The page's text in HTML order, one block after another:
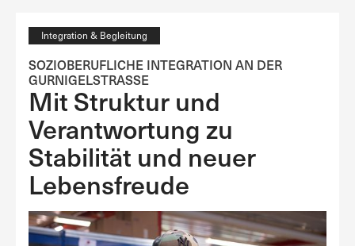
Integration & Begleitung
SOZIOBERUFLICHE INTEGRATION AN DER
GURNIGELSTRASSE
Mit Struktur und
Verantwortung zu
Stabilität und neuer
Lebensfreude